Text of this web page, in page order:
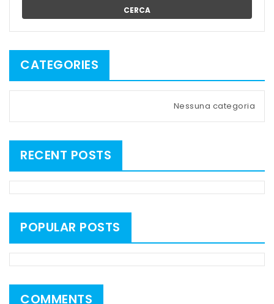
CERCA
CATEGORIES
Nessuna categoria
RECENT POSTS
POPULAR POSTS
COMMENTS